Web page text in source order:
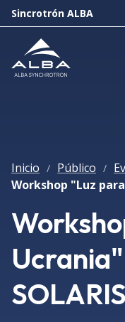
Sincrotrón ALBA
Inicio / Público /
SOLARIS